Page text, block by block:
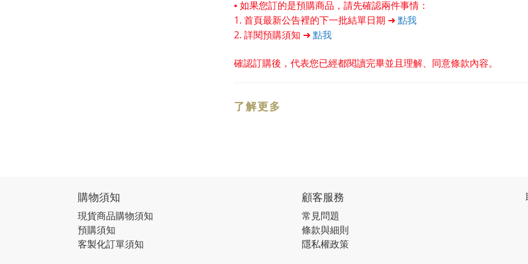
• 如果您訂的是預購商品，請先確認兩件事情：
1. 首頁最新公告裡的下一批結單日期 ➜點我
2. 詳閱預購須知 ➜點我
確認訂購後，代表您已經都閱讀完畢並且理解、同意條款內容。
了解更多
購物須知
現貨商品購物須知
預購須知
客製化訂單須知
顧客服務
常見問題
條款與細則
隱私權政策